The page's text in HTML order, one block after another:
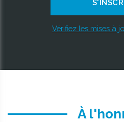
Vérifiez les mises à
À